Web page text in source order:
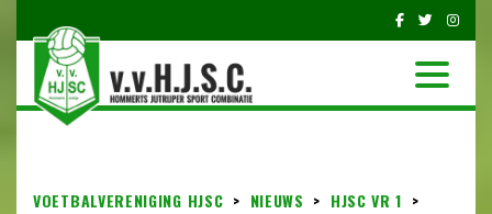
VOETBALVERENIGING HJSC > NIEUWS > HJSC VR 1 >